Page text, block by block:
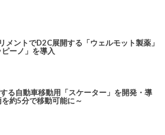
メントでD2C展開する「ウェルモット製薬」
ーノ」を導入
る自動車移動用「スケーター」を開発・導
約5分で移動可能に～